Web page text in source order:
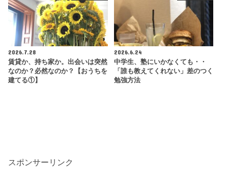
2026.7.28
賃貸か、持ち家か。出会いは突然
なのか？必然なのか？【おうちを
建てる①】
2026.6.24
中学生、塾にいかなくても・・
「誰も教えてくれない」差のつく
勉強方法
スポンサーリンク